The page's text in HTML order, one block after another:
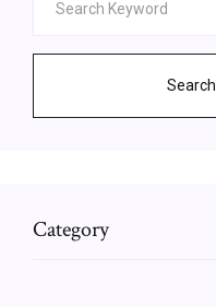
Search
Category